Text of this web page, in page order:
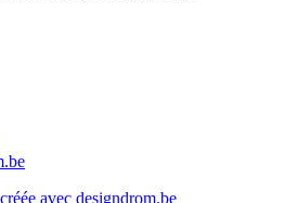
avec designdrom.be